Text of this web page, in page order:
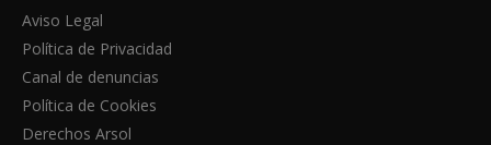
Aviso Legal
Política de Privacidad
Canal de denuncias
Política de Cookies
Derechos Arsol